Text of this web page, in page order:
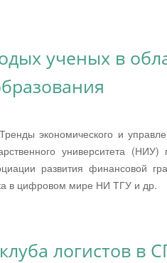
ученых в
экономического и
университета
развития финансовой
в цифровом мире НИ ТГУ и др.
логистов в